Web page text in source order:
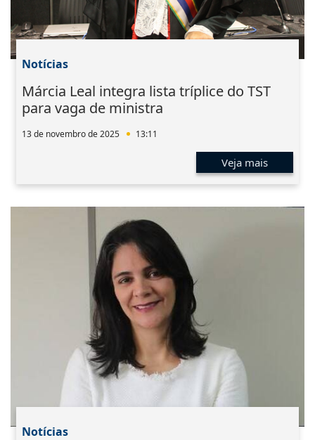
Notícias
Márcia Leal integra lista tríplice do TST
para vaga de ministra
13 de novembro de 2025 13:11
Veja mais
Notícias